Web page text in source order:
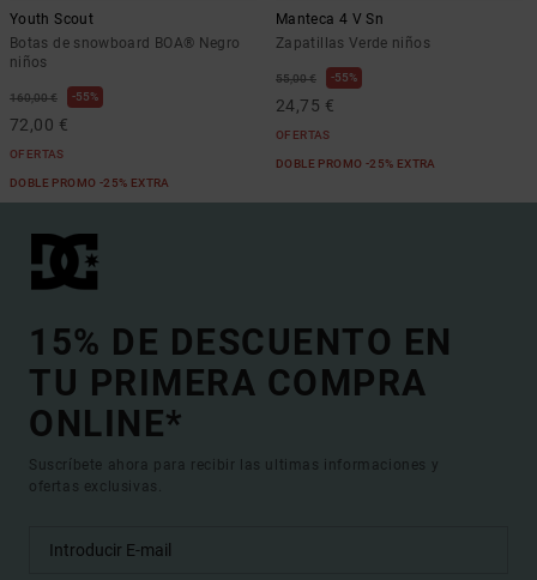
Youth Scout
Botas de snowboard BOA® Negro
niños
160,00 € 55%
72,00 €
OFERTAS
DOBLE PROMO -25% EXTRA
Manteca 4 V Sn
Zapatillas Verde niños
55,00 € 55%
24,75 €
OFERTAS
DOBLE PROMO -25% EXTRA
15% DE DESCUENTO EN
TU PRIMERA COMPRA
ONLINE*
Suscríbete ahora para recibir las ultimas informaciones y
ofertas exclusivas.